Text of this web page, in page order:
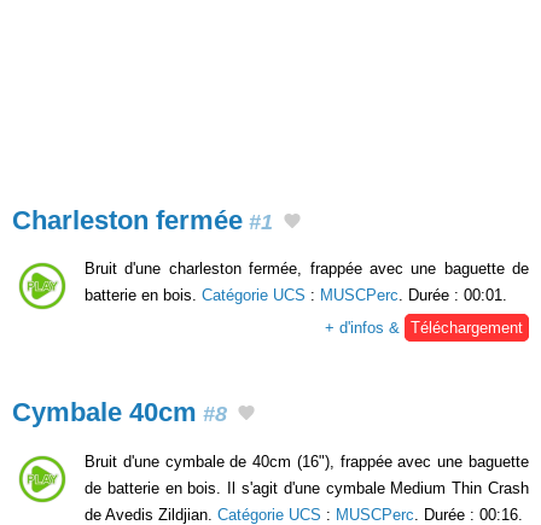
Charleston fermée #1
Bruit d'une charleston fermée, frappée avec une baguette de
batterie en bois. Catégorie UCS : MUSCPerc. Durée : 00:01.
+ d'infos & Téléchargement
Cymbale 40cm #8
Bruit d'une cymbale de 40cm (16"), frappée avec une baguette
de batterie en bois. Il s'agit d'une cymbale Medium Thin Crash
de Avedis Zildjian. Catégorie UCS : MUSCPerc. Durée : 00:16.